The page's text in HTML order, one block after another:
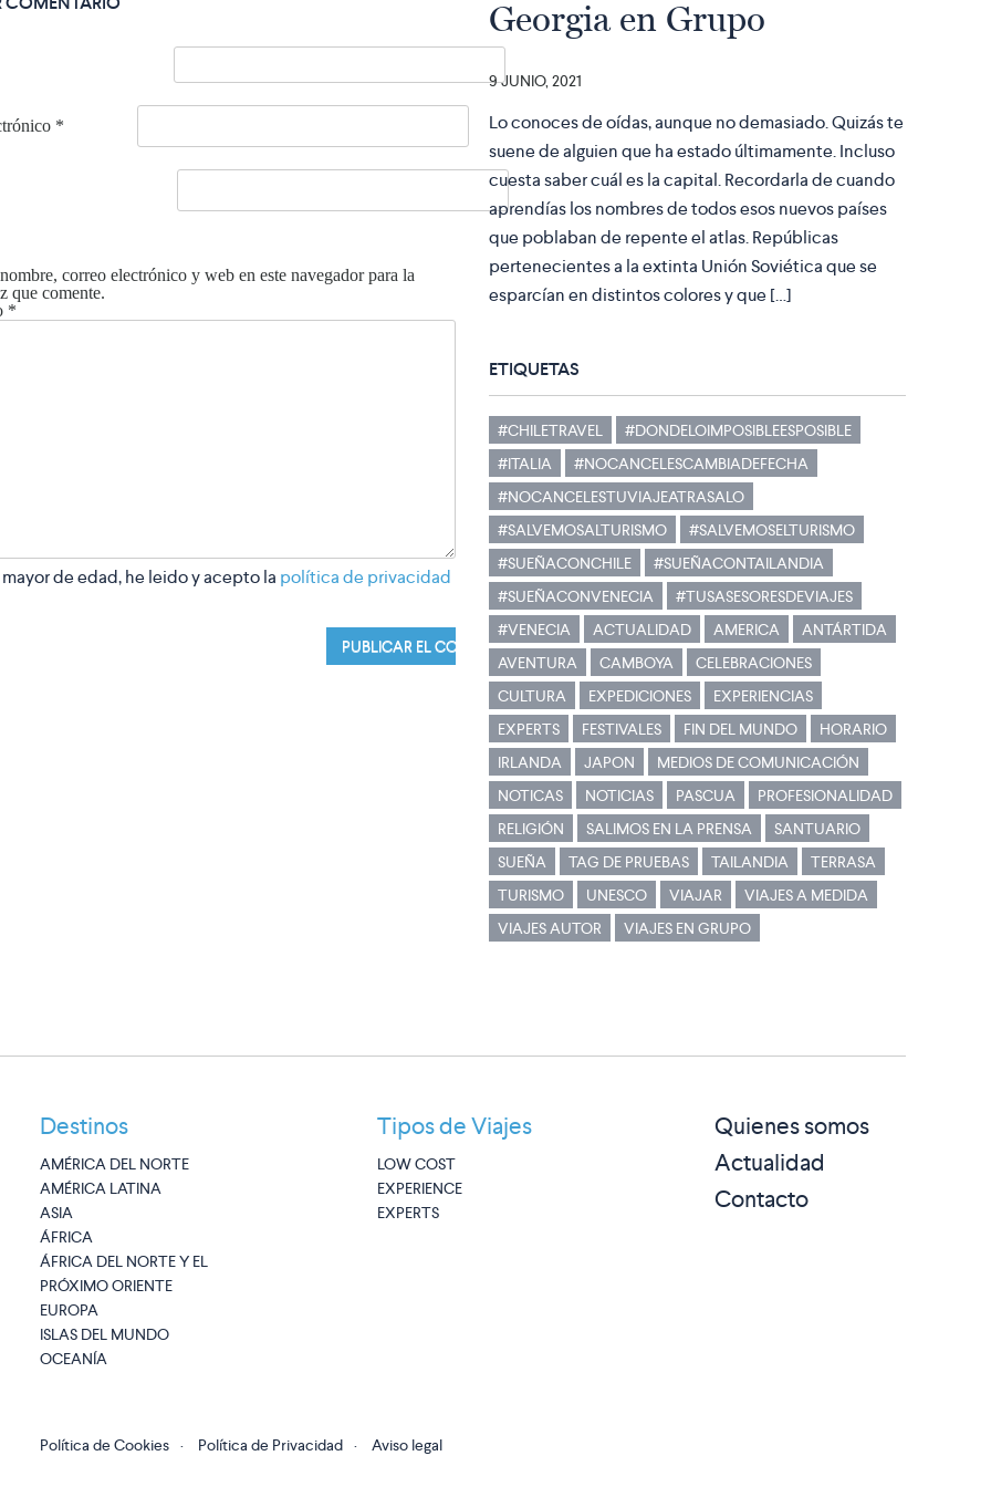
*
correo electrónico y web en este navegador para la
que comente.
*
mayor de edad, he leido y acepto la política de privacidad
Georgia en Grupo
9 JUNIO, 2021
Lo conoces de oídas, aunque no demasiado. Quizás te
suene de alguien que ha estado últimamente. Incluso
cuesta saber cuál es la capital. Recordarla de cuando
aprendías los nombres de todos esos nuevos países
que poblaban de repente el atlas. Repúblicas
pertenecientes a la extinta Unión Soviética que se
esparcían en distintos colores y que […]
ETIQUETAS
#CHILETRAVEL
#DONDELOIMPOSIBLEESPOSIBLE
#ITALIA
#NOCANCELESCAMBIADEFECHA
#NOCANCELESTUVIAJEATRASALO
#SALVEMOSALTURISMO
#SALVEMOSELTURISMO
#SUEÑACONCHILE
#SUEÑACONTAILANDIA
#SUEÑACONVENECIA
#TUSASESORESDEVIAJES
#VENECIA
ACTUALIDAD AMERICA
ANTÁRTIDA
AVENTURA
CAMBOYA
CELEBRACIONES
CULTURA
EXPEDICIONES
EXPERIENCIAS
EXPERTS
FESTIVALES FIN DEL MUNDO
HORARIO
IRLANDA
JAPON
MEDIOS DE COMUNICACIÓN
NOTICAS
NOTICIAS PASCUA
PROFESIONALIDAD
RELIGIÓN
SALIMOS EN LA PRENSA
SANTUARIO
SUEÑA
TAG DE PRUEBAS TAILANDIA
TERRASA
TURISMO
UNESCO VIAJAR
VIAJES A MEDIDA
VIAJES AUTOR
VIAJES EN GRUPO
Destinos
AMÉRICA DEL NORTE
AMÉRICA LATINA
ASIA
ÁFRICA
ÁFRICA DEL NORTE Y EL
PRÓXIMO ORIENTE
EUROPA
ISLAS DEL MUNDO
OCEANÍA
Tipos de Viajes
LOW COST
EXPERIENCE
EXPERTS
Quienes somos
Actualidad
Contacto
Política de Cookies · Política de Privacidad · Aviso legal